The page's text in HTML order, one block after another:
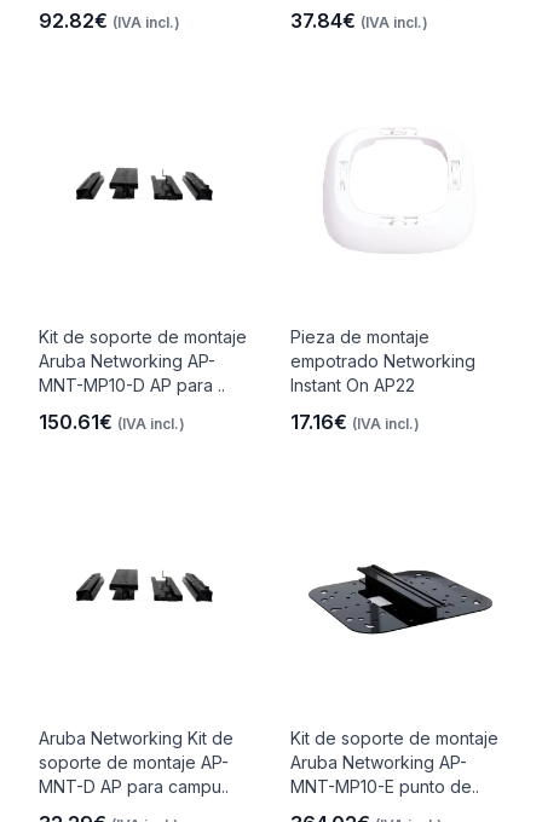
92.82€ (IVA incl.) 37.84€ (IVA incl.)
Kit de soporte de montaje
Aruba Networking AP-
MNT-MP10-D AP para ..
150.61€ (IVA incl.)
Pieza de montaje
empotrado Networking
Instant On AP22
17.16€ (IVA incl.)
Aruba Networking Kit de
soporte de montaje AP-
MNT-D AP para campu..
Kit de soporte de montaje
Aruba Networking AP-
MNT-MP10-E punto de..